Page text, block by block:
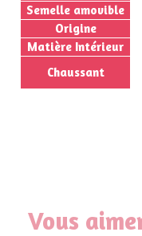
Semelle amovible
Origine
Matière Intérieur
Chaussant
Vous